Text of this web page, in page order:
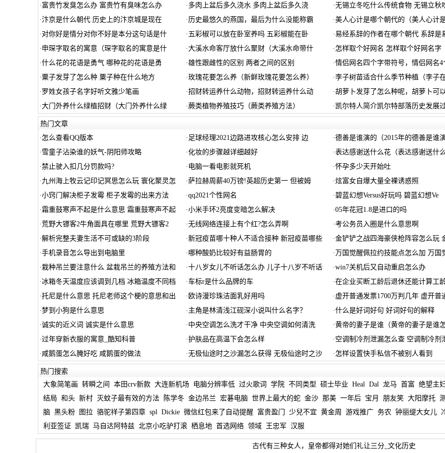
· 富贵竹发臭怎么办 富贵竹有臭味怎么办 · 多肉上盆后多久浇水 多肉上盆后多久浇 ·无锡立冬吃什么传统食物 无锡立秋
·汴京是什么朝代 历史上的汴京城是现在 · 历史最悠久的燕国，最后为什么没能称霸 ·美人心计是哪个朝代的（美人心计
· 对你好是情分对你不好是本分这句话是什 · 五彩椒可以放在卧室养吗 五彩椒能在卧 ·易经系辞的作者在哪个朝代 系辞是
· 申琛字取名的寓意（琛字取名的寓意是什 ·大溪水命客厅放什么聚财（大溪水命带什 · 怎样取个好网名 怎样取个好网名字
·什么花的花语是勇气 哪种花的花语是勇 ·雄性跟雌性的区别 两者之间的区别 ·情侣网名四个字带符号，情侣网名4
·粟子发芽了怎么种 粟子种在什么地方 ·玫瑰花要怎么养（新鲜玫瑰花要怎么养） ·李子树苗适合什么季节种植（李子
· 罗姓女孩子名字好听文雅少笔画 ·招财转运养什么动物，招财转运养什么动 ·胡萝卜发芽了怎么种呢，胡萝卜可
·大门外养什么绿植招财（大门外养什么绿 · 蕨类植物养殖技巧（蕨类养殖方法） · 凯尔特人简介凯尔特部落历史发展
热门文章
· 怎么查看QQ版本 · 足球经理2021边路进攻核心怎么安排 边 ·德善是谁演的（2015年的德善是谁演
· 雪童子沾染谁的妖气-阴阳师攻略 ·化妆的步骤越详细越好 ·表达感谢送什么花（表达感谢送什么
·禁止驶入扣几分罚款吗? · 电脑一看电影就死机 ·怀孕多少天开始吐
· 九州海上牧云记印记冥思怎么玩 寰化聚灵怎 · 萨拉赫周薪40万镑!英超历史第一 但被姆 ·炫富女自爆大量全裸诱惑照
·小窍门解决柜子发霉 柜子发霉的出来方法 ·qq2021个性网名 ·碧蓝幻想Versus好玩吗 碧蓝幻想Ve
·霜重鼓寒声不起是什么意思 霜重鼓寒声不起 ·小米手环2亮度变暗怎么解决 ·05年花冠1.8是进口的吗
· 荒野大镖客2牛角面具在哪里 荒野大镖客2 ·无线网络连接上有个红?怎么弄啊 ·考公务员入圈是什么意思啊
·解析完整夫妻生活不可或缺的3阶段 ·新冠疫苗哪十种人不适合接种 新冠疫苗哪些 ·金铲铲之战四海豪侠枪阵容怎么玩
·手机录音怎么导出到电脑里 · 哪种酸奶比较好有益肠胃的 · 万国觉醒佩拉约技能点怎么加 万国
·栽种吊兰要注意什么 盆栽吊兰的养殖方法和 ·十八岁女儿不听话怎么办 儿子十八岁不听话 ·win7关机后又自动重启怎么办
·冰箱冬天温度应该调到几档 冰箱温度不同档 ·车标r是什么品牌的车 ·在企业买断工龄后退休还能计算工
·托尼是什么意思 托尼老师这个梗的意思和出 · 欧诗漫珍珠洁面乳好用吗 · 虚开普通发票1700万判几年 虚开普
·梦到小狗是什么意思 · 主角是林清浅江砚深小说叫什么名字？ ·什么是好词好句 好词好句的解释
·诚实的近义词 诚实是什么意思 · 中央空调怎么洗才干净 中央空调如何清洗 ·黄帝的妻子是谁（黄帝的妻子是谁怎
·过年穿新衣服的寓意_酷知科普 ·护肤品在高温下会怎么样 · 空调制冷剂泄漏怎么查 空调制冷剂
· 咸鹅蛋怎么腌好吃 咸鹅蛋的做法 ·无极仙途时之沙漏怎么获得 无极仙途时之沙 · 怎样设置快手私信不被别人看到
热门搜索
大象简笔画 转瞬之间 本田crv新款 大连新机场 电脑分辨率低 过火歌词 学院 不同类型 硕士毕业 Heal Dal 龙马 首富 绝望主
结局 和头 新村 灭蚊子最有效的方法 陈学冬 金边吊兰 宏碁电脑 世界上最大的蛇 金沙 那美 一年后 宝月 朋友笑 大阳摩托
脑 黑头粉 图拉 骆驼祥子第四章 spl Dickie 微信红包来了自动提醒 富贵盈门 少兒不宜 黄金周 游戏推广 务农 钟丽缇大女儿
利亚签证
凯瑞 马自达阿特兹 北京小吃驴打滚 栖息地 首选网络 领域 王忠军 汉服
古代有三种女人，皇帝都得对她们礼让三分_文化历史